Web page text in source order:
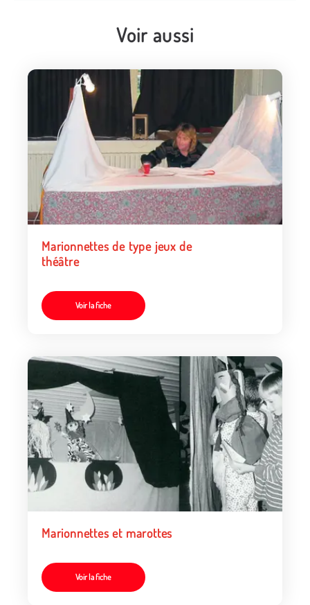
Voir aussi
Marionnettes de type jeux de
théâtre
Voir la fiche
Marionnettes et marottes
Voir la fiche